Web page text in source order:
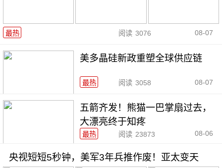
最热 阅读 3076 08-07
美多晶硅新政重塑全球供应链
最热 阅读 3058 08-07
五箭齐发！熊猫一巴掌扇过去，
大漂亮终于知疼
最热 阅读 23873 08-06
央视短短5秒钟，美军3年兵推作废！亚太变天